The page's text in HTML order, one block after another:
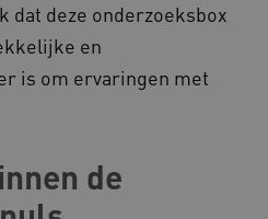
dat deze onderzoeksbox
en
is om ervaringen met
de